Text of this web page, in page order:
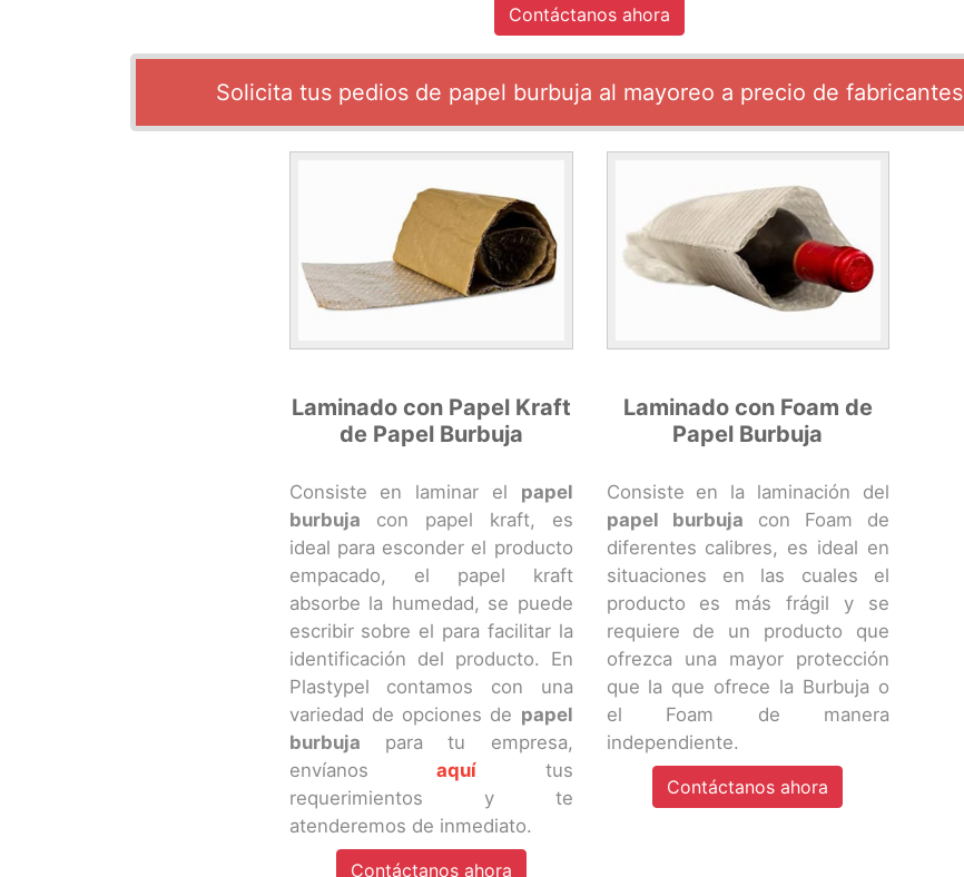
Contáctanos ahora
Solicita tus pedios de papel burbuja al mayoreo a precio de fabricantes
Laminado con Papel Kraft
de Papel Burbuja
Consiste en laminar el papel
burbuja con papel kraft, es
ideal para esconder el producto
empacado, el papel kraft
absorbe la humedad, se puede
escribir sobre el para facilitar la
identificación del producto. En
Plastypel contamos con una
variedad de opciones de papel
burbuja para tu empresa,
envíanosaquí tus
requerimientos y te
atenderemos de inmediato.
Contáctanos ahora
Laminado con Foam de
Papel Burbuja
Consiste en la laminación del
papel burbuja con Foam de
diferentes calibres, es ideal en
situaciones en las cuales el
producto es más frágil y se
requiere de un producto que
ofrezca una mayor protección
que la que ofrece la Burbuja o
el Foam de manera
independiente.
Contáctanos ahora